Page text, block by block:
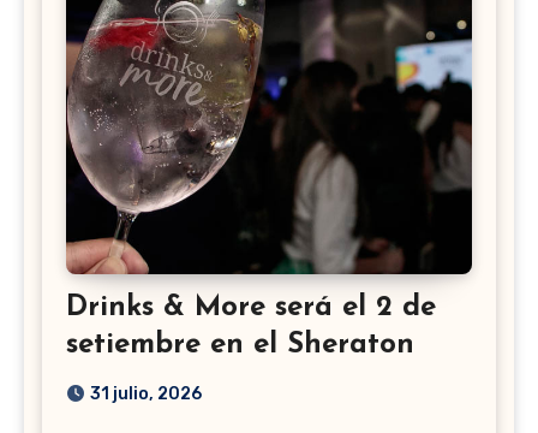
Drinks & More será el 2 de
setiembre en el Sheraton
31 julio, 2026